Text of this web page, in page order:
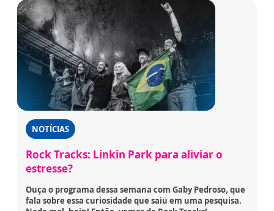
NOTÍCIAS
Rock Tracks: Linkin Park para aliviar o
estresse?
Ouça o programa dessa semana com Gaby Pedroso, que
fala sobre essa curiosidade que saiu em uma pesquisa.